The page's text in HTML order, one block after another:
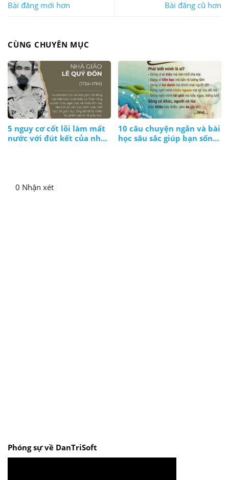
Bài đăng mới hơn Bài đăng cũ hơn
CÙNG CHUYÊN MỤC
5 nguy cơ cốt lõi làm mất
nước với đút kết của nhà
10 câu chuyện ngắn và bài
học sâu sắc giúp bạn sống
0 Nhận xét
Phóng sự về DanTriSoft